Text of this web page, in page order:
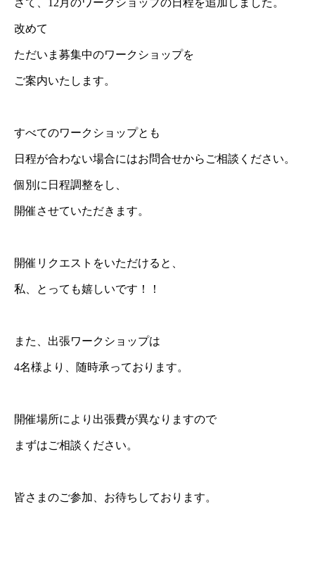
さて、12月のワークショップの日程を追加しました。
改めて
ただいま募集中のワークショップを
ご案内いたします。
すべてのワークショップとも
日程が合わない場合にはお問合せからご相談ください。
個別に日程調整をし、
開催させていただきます。
開催リクエストをいただけると、
私、とっても嬉しいです！！
また、出張ワークショップは
4名様より、随時承っております。
開催場所により出張費が異なりますので
まずはご相談ください。
皆さまのご参加、お待ちしております。